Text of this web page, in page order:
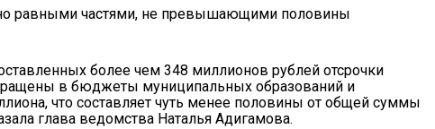
равными частями, не превышающими половины
более чем 348 миллионов рублей отсрочки
в бюджеты муниципальных образований и
что составляет чуть менее половины от общей суммы
глава ведомства Наталья Адигамова.